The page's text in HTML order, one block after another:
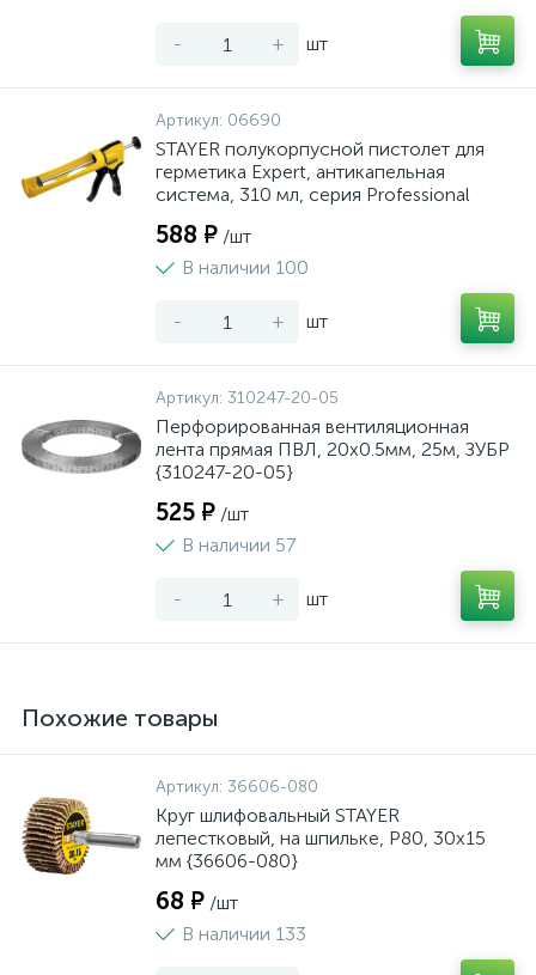
- + шт
Артикул: 06690
STAYER полукорпусной пистолет для
герметика Expert, антикапельная
система, 310 мл, серия Professional
588 ₽ /шт
В наличии 100
- + шт
Артикул: 310247-20-05
Перфорированная вентиляционная
лента прямая ПВЛ, 20х0.5мм, 25м, ЗУБР
{310247-20-05}
525 ₽ /шт
В наличии 57
- + шт
Похожие товары
Артикул: 36606-080
Круг шлифовальный STAYER
лепестковый, на шпильке, P80, 30х15
мм {36606-080}
68 ₽ /шт
В наличии 133